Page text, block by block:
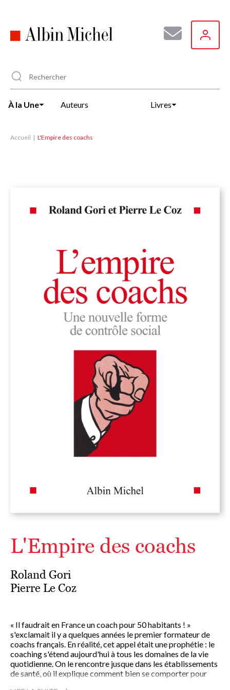
principal
À la Une Auteurs Livres
Accueil L'Empire des coachs
L'Empire des coachs
Roland Gori
Pierre Le Coz
« Il faudrait en France un coach pour 50 habitants ! »
s'exclamait il y a quelques années le premier formateur de
coachs français. En réalité, cet appel était une prophétie : le
coaching s'étend aujourd'hui à tous les domaines de la vie
quotidienne. On le rencontre jusque dans les établissements
de santé, où il explique comment bien se comporter pour